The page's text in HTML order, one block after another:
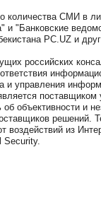
количества СМИ в
и "Банковские
РС.UZ и
российских
и управления
объективности и
решений.
из
Security.